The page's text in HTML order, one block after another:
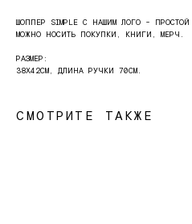
ШОППЕР SIMPLE С НАШИМ ЛОГО -
МОЖНО НОСИТЬ ПОКУПКИ, КНИГИ, МЕРЧ.
РАЗМЕР:
38Х42СМ, ДЛИНА РУЧКИ 70СМ.
СМОТРИТЕ ТАКЖЕ